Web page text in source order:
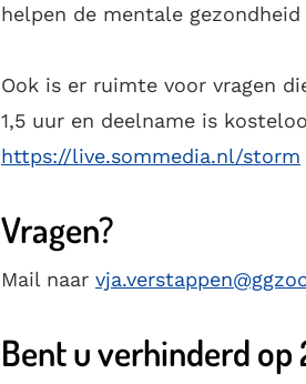
helpen de mentale
Ook is er ruimte voor vragen
1,5 uur en deelname is
https://live.sommedia.nl/storm
Vragen?
Mail naar
Bent u verhinderd op